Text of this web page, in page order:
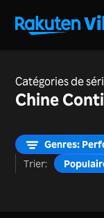
Catégories de
Chine
Genres:
Trier: